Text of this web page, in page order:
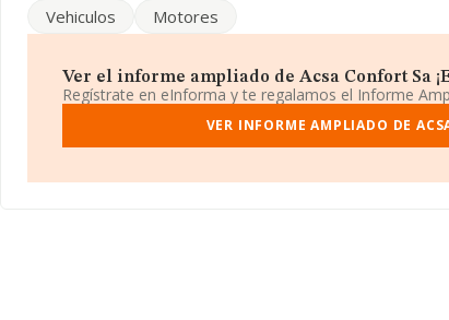
decrecido un 67% en ventas.
Tercero. Tercera., (08014), en el municipio de Barcelona,
En relación con el sector y disponiendo de los datos de
facturación asciende a 36.783 millones de euros y el
todas las compañías asciende a los 194 mil euros,
empresa, la antigüedad desde la constitución es de 17
Vehiculos Motores
Ver el informe ampliado de Acsa Confort Sa
Regístrate en eInforma y te regalamos el Informe
VER INFORME AMPLIADO DE